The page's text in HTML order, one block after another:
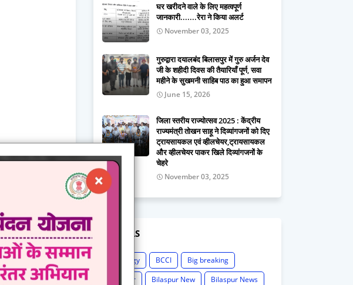
घर खरीदने वाले के लिए महत्वपूर्ण
जानकारी.......रेरा ने किया अलर्ट
November 03, 2025
गुरुद्वारा दयालबंद बिलासपुर में गुरु अर्जन देव
जी के शहीदी दिवस की तैयारियाँ पूर्ण, सवा
महीने के सुखमनी साहिब पाठ का हुआ समापन
June 15, 2026
जिला स्तरीय राज्योत्सव 2025 : केंद्रीय
राज्यमंत्री तोखन साहू ने दिव्यांगजनों को दिए
ट्रायसायकल एवं व्हीलचेयर,ट्रायसायकल
और व्हीलचेयर पाकर खिले दिव्यांगजनों के
चेहरे
November 03, 2025
LABELS
Astrology BCCI
Big breaking
Bilaspur
Bilaspur New
Bilaspur News